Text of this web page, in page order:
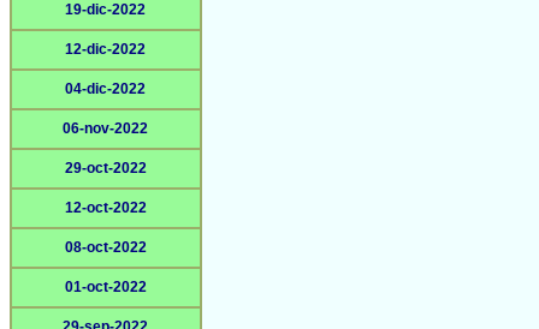
19-dic-2022
12-dic-2022
04-dic-2022
06-nov-2022
29-oct-2022
12-oct-2022
08-oct-2022
01-oct-2022